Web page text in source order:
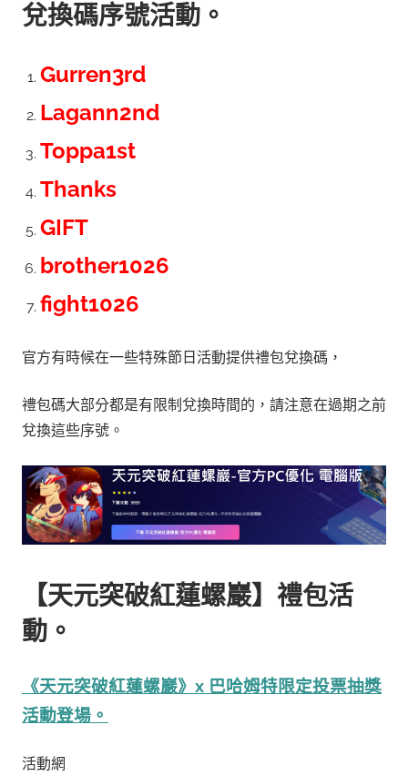
兌換碼序號活動。
Gurren3rd
Lagann2nd
Toppa1st
Thanks
GIFT
brother1026
fight1026
官方有時候在一些特殊節日活動提供禮包兌換碼，
禮包碼大部分都是有限制兌換時間的，請注意在過期之前
兌換這些序號。
【天元突破紅蓮螺巖】禮包活
動。
《天元突破紅蓮螺巖》x 巴哈姆特限定投票抽獎
活動登場。
活動網